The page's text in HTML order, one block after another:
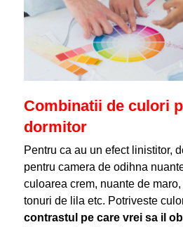
Combinatii de culori
dormitor
Pentru ca au un efect linistitor,
pentru camera de odihna
culoarea crem, nuante de
tonuri de lila etc. Potriveste
contrastul pe care vrei sa il